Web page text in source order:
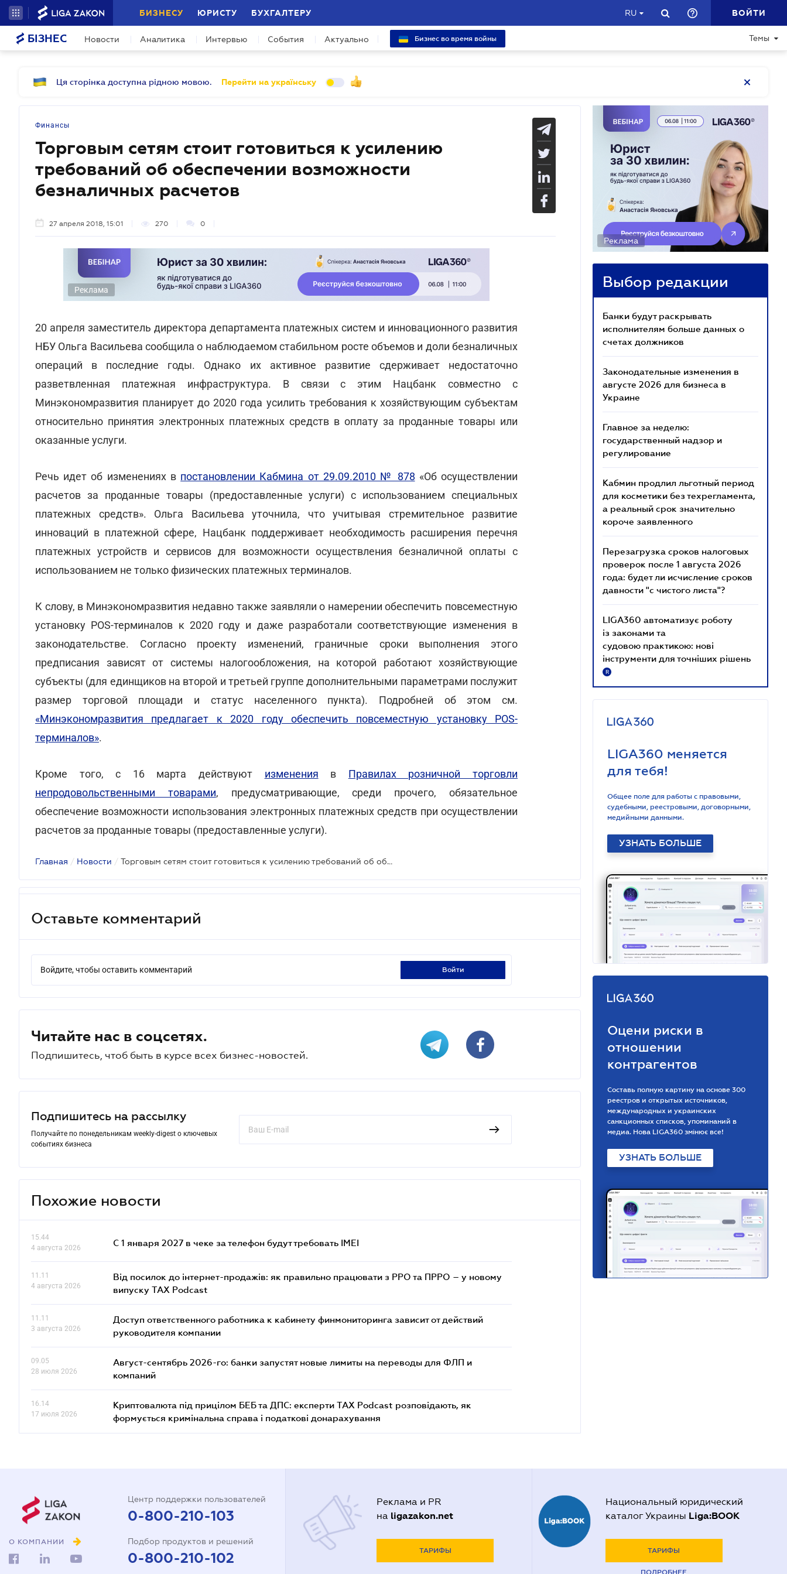
БИЗНЕСУ ЮРИСТУ БУХГАЛТЕРУ RU ВОЙТИ
БІЗНЕС Новости Аналитика Интервью События Актуально Бизнес во время войны Темы
Ця сторінка доступна рідною мовою. Перейти на українську
Финансы
Торговым сетям стоит готовиться к усилению
требований об обеспечении возможности
безналичных расчетов
27 апреля 2018, 15:01 270 0
Реклама
20 апреля заместитель директора департамента платежных систем и инновационного развития
НБУ Ольга Васильева сообщила о наблюдаемом стабильном росте объемов и доли безналичных
операций в последние годы. Однако их активное развитие сдерживает недостаточно
разветвленная платежная инфраструктура. В связи с этим Нацбанк совместно с
Минэкономразвития планирует до 2020 года усилить требования к хозяйствующим субъектам
относительно принятия электронных платежных средств в оплату за проданные товары или
оказанные услуги.
Речь идет об изменениях в постановлении Кабмина от 29.09.2010 № 878 «Об осуществлении
расчетов за проданные товары (предоставленные услуги) с использованием специальных
платежных средств». Ольга Васильева уточнила, что учитывая стремительное развитие
инноваций в платежной сфере, Нацбанк поддерживает необходимость расширения перечня
платежных устройств и сервисов для возможности осуществления безналичной оплаты с
использованием не только физических платежных терминалов.
К слову, в Минэкономразвития недавно также заявляли о намерении обеспечить повсеместную
установку POS-терминалов к 2020 году и даже разработали соответствующие изменения в
законодательстве. Согласно проекту изменений, граничные сроки выполнения этого
предписания зависят от системы налогообложения, на которой работают хозяйствующие
субъекты (для единщиков на второй и третьей группе дополнительными параметрами послужит
размер торговой площади и статус населенного пункта). Подробней об этом см.
«Минэкономразвития предлагает к 2020 году обеспечить повсеместную установку POS-
терминалов».
Кроме того, с 16 марта действуют изменения в Правилах розничной торговли
непродовольственными товарами, предусматривающие, среди прочего, обязательное
обеспечение возможности использования электронных платежных средств при осуществлении
расчетов за проданные товары (предоставленные услуги).
Главная / Новости / Торговым сетям стоит готовиться к усилению требований об обеспечении возможности безналичных расчетов
Оставьте комментарий
Войдите, чтобы оставить комментарий войти
Читайте нас в соцсетях.
Подпишитесь, чтоб быть в курсе всех бизнес-новостей.
Подпишитесь на рассылку
Получайте по понедельникам weekly-digest о ключевых
событиях бизнеса
Похожие новости
15.44
4 августа 2026
С 1 января 2027 в чеке за телефон будут требовать IMEI
11.11
4 августа 2026
Від посилок до інтернет-продажів: як правильно працювати з РРО та ПРРО – у новому
випуску TAX Podcast
11.11
3 августа 2026
Доступ ответственного работника к кабинету финмониторинга зависит от действий
руководителя компании
09.05
28 июля 2026
Август-сентябрь 2026-го: банки запустят новые лимиты на переводы для ФЛП и
компаний
16.14
17 июля 2026
Криптовалюта під прицілом БЕБ та ДПС: експерти TAX Podcast розповідають, як
формується кримінальна справа і податкові донарахування
Реклама
Выбор редакции
Банки будут раскрывать
исполнителям больше данных о
счетах должников
Законодательные изменения в
августе 2026 для бизнеса в
Украине
Главное за неделю:
государственный надзор и
регулирование
Кабмин продлил льготный период
для косметики без техрегламента,
а реальный срок значительно
короче заявленного
Перезагрузка сроков налоговых
проверок после 1 августа 2026
года: будет ли исчисление сроков
давности "с чистого листа"?
LIGA360 автоматизує роботу
із законами та
судовою практикою: нові
інструменти для точніших рішень
R
LIGA360 меняется
для тебя!
Общее поле для работы с правовыми,
судебными, реестровыми, договорными,
медийными данными.
УЗНАТЬ БОЛЬШЕ
Оцени риски в
отношении
контрагентов
Составь полную картину на основе 300
реестров и открытых источников,
международных и украинских
санкционных списков, упоминаний в
медиа. Нова LIGA360 змінює все!
УЗНАТЬ БОЛЬШЕ
О КОМПАНИИ
Центр поддержки пользователей
0-800-210-103
Подбор продуктов и решений
0-800-210-102
Реклама и PR
на ligazakon.net
ТАРИФЫ
Национальный юридический
каталог Украины Liga:BOOK
ТАРИФЫ
ПОДРОБНЕЕ